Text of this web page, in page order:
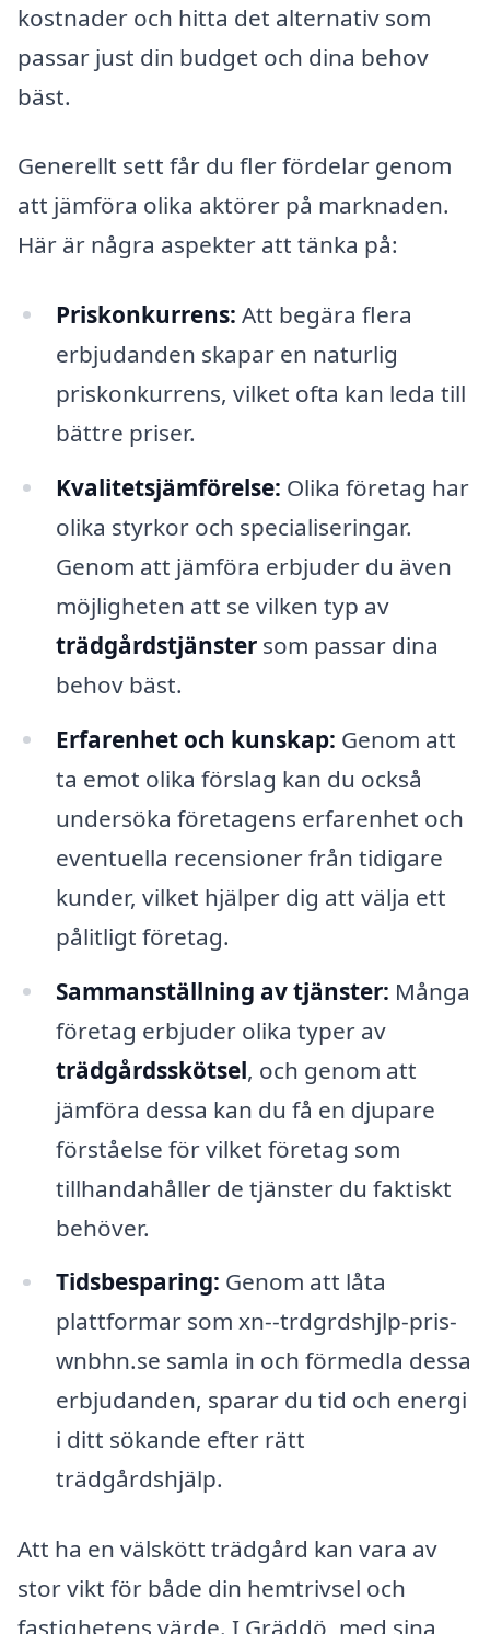
kostnader och hitta det alternativ som
passar just din budget och dina behov
bäst.
Generellt sett får du fler fördelar genom
att jämföra olika aktörer på marknaden.
Här är några aspekter att tänka på:
Priskonkurrens: Att begära flera
erbjudanden skapar en naturlig
priskonkurrens, vilket ofta kan leda till
bättre priser.
Kvalitetsjämförelse: Olika företag har
olika styrkor och specialiseringar.
Genom att jämföra erbjuder du även
möjligheten att se vilken typ av
trädgårdstjänstersom passar dina
behov bäst.
Erfarenhet och kunskap: Genom att
ta emot olika förslag kan du också
undersöka företagens erfarenhet och
eventuella recensioner från tidigare
kunder, vilket hjälper dig att välja ett
pålitligt företag.
Sammanställning av tjänster: Många
företag erbjuder olika typer av
trädgårdsskötsel, och genom att
jämföra dessa kan du få en djupare
förståelse för vilket företag som
tillhandahåller de tjänster du faktiskt
behöver.
Tidsbesparing: Genom att låta
plattformar som xn--trdgrdshjlp-pris-
wnbhn.se samla in och förmedla dessa
erbjudanden, sparar du tid och energi
i ditt sökande efter rätt
trädgårdshjälp.
Att ha en välskött trädgård kan vara av
stor vikt för både din hemtrivsel och
fastighetens värde. I Gräddö, med sina